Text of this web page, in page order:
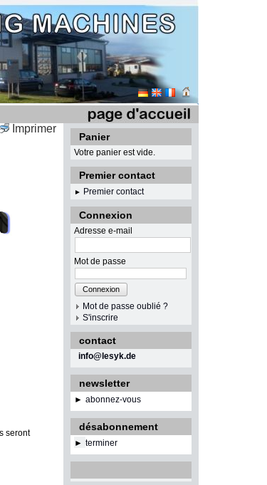
Panier
Votre panier est vide.
Premier contact
► Premier contact
Connexion
Adresse e-mail
Mot de passe
Connexion
Mot de passe oublié ?
S'inscrire
contact
info@lesyk.de
newsletter
► abonnez-vous
désabonnement
► terminer
Imprimer
seront